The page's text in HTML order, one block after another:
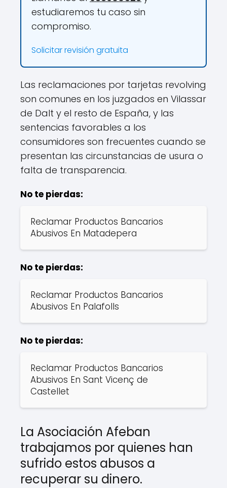
estudiaremos tu caso sin
compromiso.
Solicitar revisión gratuita
Las reclamaciones por tarjetas revolving
son comunes en los juzgados en Vilassar
de Dalt y el resto de España, y las
sentencias favorables a los
consumidores son frecuentes cuando se
presentan las circunstancias de usura o
falta de transparencia.
No te pierdas:
Reclamar Productos Bancarios
Abusivos En Matadepera
No te pierdas:
Reclamar Productos Bancarios
Abusivos En Palafolls
No te pierdas:
Reclamar Productos Bancarios
Abusivos En Sant Vicenç de
Castellet
La Asociación Afeban
trabajamos por quienes han
sufrido estos abusos a
recuperar su dinero.